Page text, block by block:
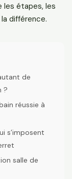
les étapes, les
différence.
de
?
réussie à
s’imposent
salle de